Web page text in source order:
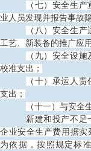
（七）安全生
业人员发现并报告事故
（八）安全生
工艺、新装备的推广应
（九）安全设
校准支出；
（十）承运人
支出；
（十一）与安全
新建和投产不足
企业安全生产费用据实
为依据，按照规定标